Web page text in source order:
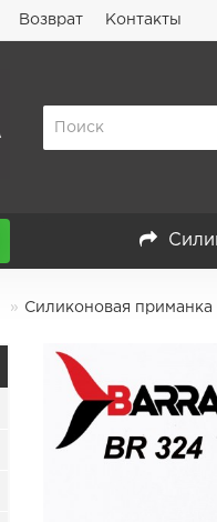
Возврат Контакты
Силиконовая